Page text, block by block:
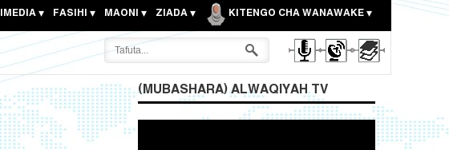
FASIHI MAONI ZIADA KITENGO CHA WANAWAKE
(MUBASHARA) ALWAQIYAH TV